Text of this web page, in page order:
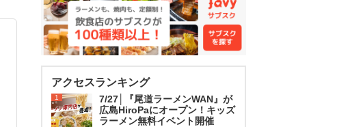
アクセスランキング
1
7/27│『尾道ラーメンWAN』が
広島HiroPaにオープン！キッズ
ラーメン無料イベント開催